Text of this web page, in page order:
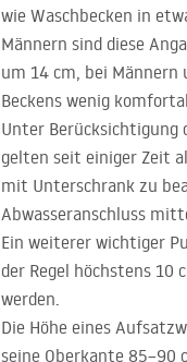
wie Waschbecken in
Männern sind diese
um 14 cm, bei
Beckens wenig
Unter Berücksichtigung
gelten seit einiger Zeit
mit Unterschrank zu
Abwasseranschluss
Ein weiterer wichtiger
der Regel höchstens
werden.
Die Höhe eines
seine Oberkante 85–90